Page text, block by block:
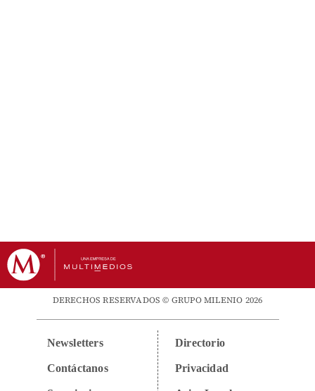
DERECHOS RESERVADOS © GRUPO MILENIO 2026
Newsletters
Contáctanos
Directorio
Privacidad